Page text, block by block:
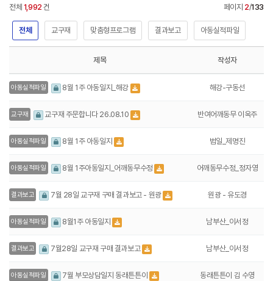
전체 1,992 건 페이지 2/133
전체 교구재 맞춤형프로그램 결과보고 아동실적파일
제목 작성자
아동실적파일 8월 1주 아동일지_해강 해강-구동선
교구재 교구재 주문합니다 26.08.10 반여어깨동무 이옥주
아동실적파일 8월 1주 아동일지 범일_제명진
아동실적파일 8월 1주아동일지_어깨동무수정 어깨동무수정_정자영
결과보고 7월 28일 교구재 구매 결과보고 - 원광 원광 - 유도경
아동실적파일 8월1주 아동일지 남부산_이서정
결과보고 7월28일 교구재 구매 결과보고 남부산_이서정
아동실적파일 7월 부모상담일지 동래튼튼이 동래튼튼이 김 수영